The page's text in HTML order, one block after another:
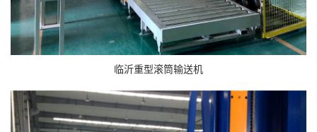
临沂重型滚筒输送机